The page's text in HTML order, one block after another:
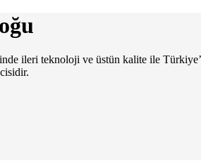
ileri teknoloji ve üstün kalite ile